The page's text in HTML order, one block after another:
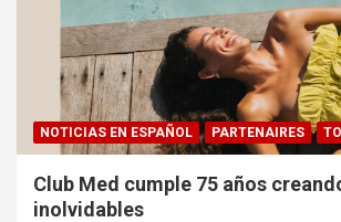
NOTICIAS EN ESPAÑOL PARTENAIRES
Club Med cumple 75 años
inolvidables